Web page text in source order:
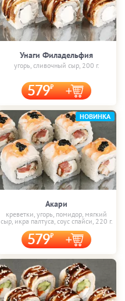
Унаги Филадельфия
угорь, сливочный сыр, 200 г.
579
Акари
креветки, угорь, помидор, мягкий
сыр, икра палтуса, соус спайси, 220 г.
579
НОВИНКА